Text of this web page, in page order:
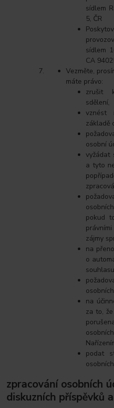
sídlem
5, ČR
sídlem
CA
Vezměte,
máte právo:
zrušit
sdělení,
vznést
základě
osobní
vyžádat
a tyto
pokud
zájmy
na
o
na
za to,
podat
zpracování osobních
diskuzních příspěvků